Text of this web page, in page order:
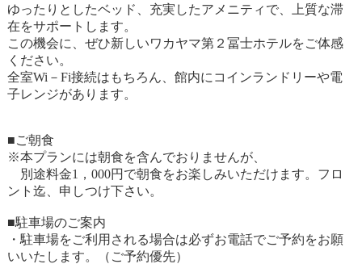
ゆったりとしたベッド、充実したアメニティで、上質な滞
在をサポートします。
この機会に、ぜひ新しいワカヤマ第２冨士ホテルをご体感
ください。
全室Wi－Fi接続はもちろん、館内にコインランドリーや電
子レンジがあります。
■ご朝食
※本プランには朝食を含んでおりませんが、
別途料金1，000円で朝食をお楽しみいただけます。フロ
ント迄、申しつけ下さい。
■駐車場のご案内
・駐車場をご利用される場合は必ずお電話でご予約をお願
いいたします。（ご予約優先）